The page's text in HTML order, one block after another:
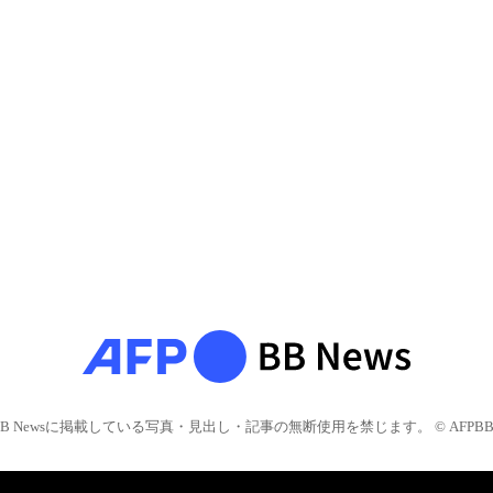
Newsに掲載している写真・見出し・記事の無断使用を禁じます。 © AFPBB